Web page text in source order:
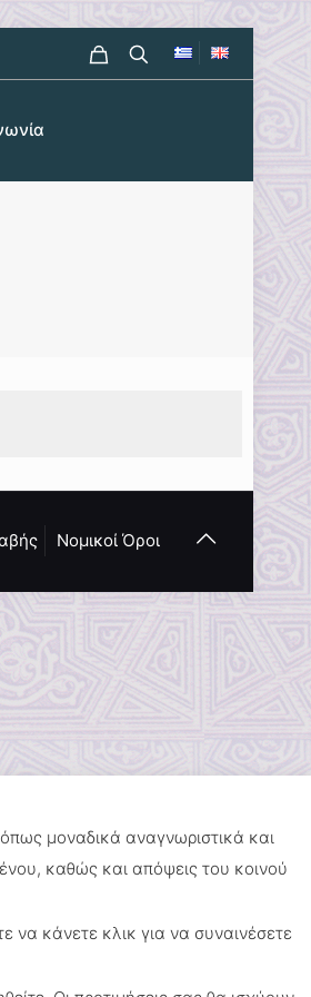
Νομικοί Όροι
μοναδικά αναγνωριστικά και
καθώς και απόψεις του κοινού
κάνετε κλικ για να συναινέσετε